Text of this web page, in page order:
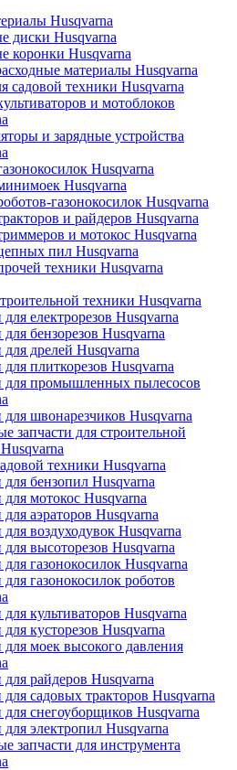
Husqvarna
диски Husqvarna
коронки Husqvarna
материалы Husqvarna
садовой техники Husqvarna
и мотоблоков
и зарядные устройства
Husqvarna
Husqvarna
газонокосилок Husqvarna
и райдеров Husqvarna
и мотокос Husqvarna
пил Husqvarna
техники Husqvarna
техники Husqvarna
для електрорезов Husqvarna
для бензорезов Husqvarna
для дрелей Husqvarna
для плиткорезов Husqvarna
для промышленных пылесосов
для швонарезчиков Husqvarna
запчасти для строительной
техники Husqvarna
для бензопил Husqvarna
для мотокос Husqvarna
для аэраторов Husqvarna
для воздуходувок Husqvarna
для высоторезов Husqvarna
для газонокосилок Husqvarna
для газонокосилок роботов
для культиваторов Husqvarna
для кусторезов Husqvarna
для моек высокого давления
для райдеров Husqvarna
для садовых тракторов Husqvarna
для снегоуборщиков Husqvarna
для электропил Husqvarna
запчасти для инструмента